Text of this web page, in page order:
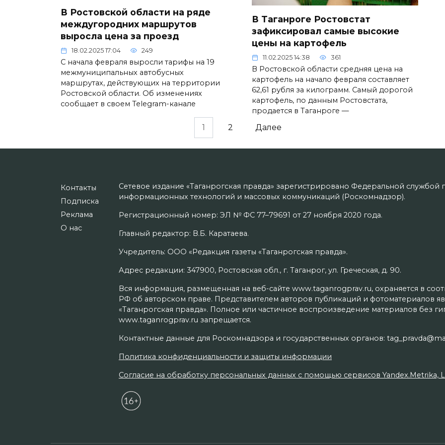
В Ростовской области на ряде
междугородних маршрутов
выросла цена за проезд
18.02.2025 17:04 249
С начала февраля выросли тарифы на 19
межмуниципальных автобусных
маршрутах, действующих на территории
Ростовской области. Об изменениях
сообщает в своем Telegram-канале
В Таганроге Ростовстат
зафиксировал самые высокие
цены на картофель
11.02.2025 14:38 361
В Ростовской области средняя цена на
картофель на начало февраля составляет
62,61 рубля за килограмм. Самый дорогой
картофель, по данным Ростовстата,
продается в Таганроге —
1 2 Далее
Контакты
Подписка
Реклама
О нас
Сетевое издание «Таганрогская правда» зарегистрировано Федеральной службой
информационных технологий и массовых коммуникаций (Роскомнадзор).
Регистрационный номер: ЭЛ № ФС 77–79691 от 27 ноября 2020 года.
Главный редактор: В.Б. Каратаева.
Учредитель: ООО «Редакция газеты «Таганрогская правда».
Адрес редакции: 347900, Ростовская обл., г. Таганрог, ул. Греческая, д. 90.
Вся информация, размещенная на веб-сайте www.taganrogprav.ru, охраняется в
РФ об авторском праве. Представителем авторов публикаций и фотоматериалов
«Таганрогская правда». Полное или частичное воспроизведение материалов без
www.taganrogprav.ru запрещается.
Контактные данные для Роскомнадзора и государственных органов:
Политика конфиденциальности и защиты информации
Согласие на обработку персональных данных с помощью сервисов Yandex.Metrika,